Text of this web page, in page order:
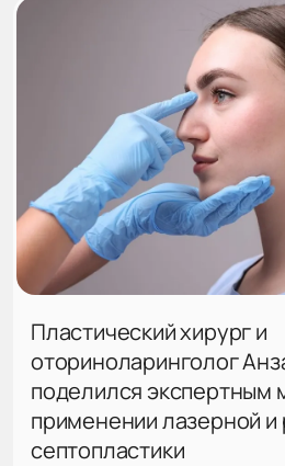
Пластический хирург и
оториноларинголог
поделился экспертным
применении лазерной
септопластики